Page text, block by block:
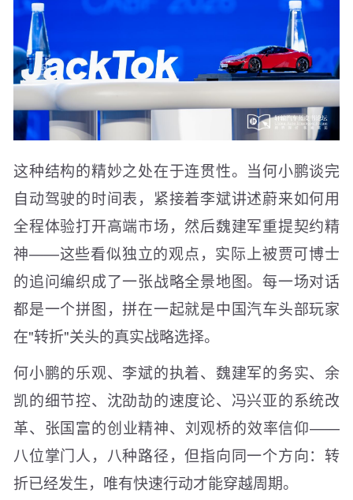
这种结构的精妙之处在于连贯性。当何小鹏谈完
自动驾驶的时间表，紧接着李斌讲述蔚来如何用
全程体验打开高端市场，然后魏建军重提契约精
神——这些看似独立的观点，实际上被贾可博士
的追问编织成了一张战略全景地图。每一场对话
都是一个拼图，拼在一起就是中国汽车头部玩家
在"转折"关头的真实战略选择。
何小鹏的乐观、李斌的执着、魏建军的务实、余
凯的细节控、沈劭劼的速度论、冯兴亚的系统改
革、张国富的创业精神、刘观桥的效率信仰——
八位掌门人，八种路径，但指向同一个方向：转
折已经发生，唯有快速行动才能穿越周期。